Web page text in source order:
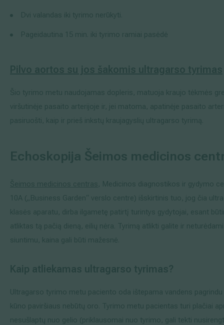
Dvi valandas iki tyrimo nerūkyti.
Pageidautina 15 min. iki tyrimo ramiai pasėdė
Pilvo aortos su jos šakomis ultragarso tyrimas
Šio tyrimo metu naudojamas dopleris, matuoja kraujo tėkmės
viršutinėje pasaito arterijoje ir, jei matoma, apatinėje pasaito
pasiruošti, kaip ir prieš inkstų kraujagyslių ultragarso tyrimą.
Echoskopija Šeimos medicinos
Šeimos medicinos centras, Medicinos diagnostikos ir gydymo
10A („Business Garden“ verslo centre) išskirtinis tuo, jog čia
klasės aparatu, dirba ilgametę patirtį turintys gydytojai, esant
atliktas tą pačią dieną, eilių nėra. Tyrimą atlikti galite ir
siuntimu, kaina gali būti mažesnė.
Kaip atliekamas ultragarso tyrimas?
Ultragarso tyrimo metu paciento oda ištepama vandens
kūno paviršiaus nebūtų oro. Tyrimo metu pacientas turi plačiai
nesušlaptų nuo gelio (priklausomai nuo tyrimo, gali tekti